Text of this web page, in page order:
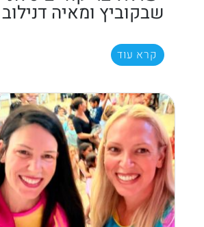
שבקוביץ ומאיה דנילוב
קרא עוד